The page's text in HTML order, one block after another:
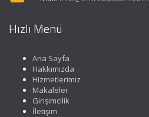
Hızlı Menü
Ana Sayfa
Hakkımızda
Hizmetlerimiz
Makaleler
Girişimcilik
İletişim